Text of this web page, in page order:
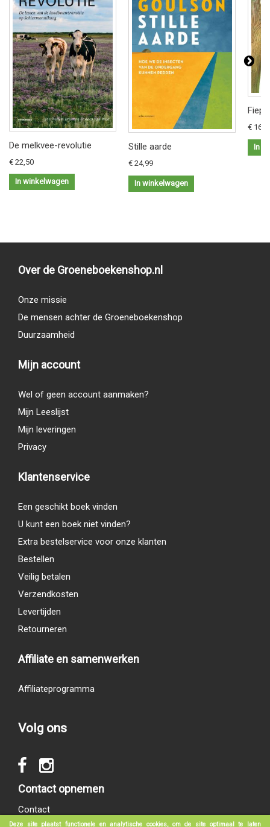
Deze site plaatst functionele en analytische cookies, om de site optimaal te laten
De melkvee-revolutie
€ 22,50
In winkelwagen
Stille aarde
€ 24,99
In winkelwagen
Fiep
€
In
Over de Groeneboekenshop.nl
Onze missie
De mensen achter de Groeneboekenshop
Duurzaamheid
Mijn account
Wel of geen account aanmaken?
Mijn Leeslijst
Mijn leveringen
Privacy
Klantenservice
Een geschikt boek vinden
U kunt een boek niet vinden?
Extra bestelservice voor onze klanten
Bestellen
Veilig betalen
Verzendkosten
Levertijden
Retourneren
Affiliate en samenwerken
Affiliateprogramma
Volg ons
Contact opnemen
Contact